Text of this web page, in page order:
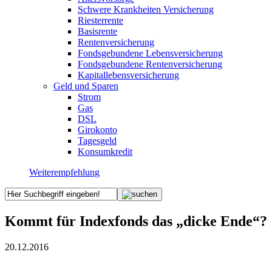
Schwere Krankheiten Versicherung
Riesterrente
Basisrente
Rentenversicherung
Fondsgebundene Lebensversicherung
Fondsgebundene Rentenversicherung
Kapitallebensversicherung
Geld und Sparen
Strom
Gas
DSL
Girokonto
Tagesgeld
Konsumkredit
Weiterempfehlung
Kommt für Indexfonds das „dicke Ende“?
20.12.2016